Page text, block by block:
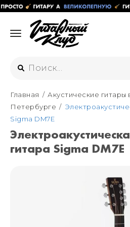
Интернет-
+7 (925) 125-54-44
+7 (925) 176-55-65
ул. Большая
Санкт-Петербург
Мастерские
+7 (925) 879-85-35
Санкт-Петербург
Главная
Акустические
Петербурге
Sigma DM7E
гитара Sigma DM7E